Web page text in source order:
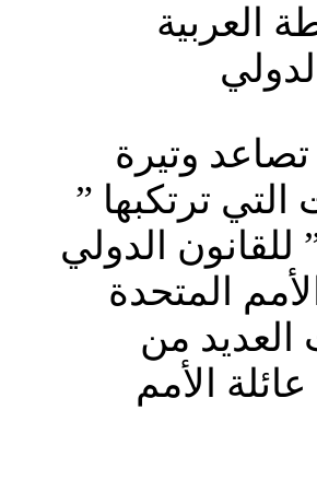
العربية
وتيرة
التي ترتكبها ”
الدولي
المتحدة
العديد من
الأمم